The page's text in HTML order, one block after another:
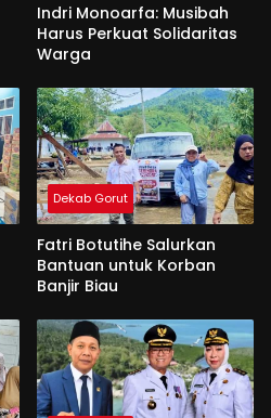
Indri Monoarfa: Musibah
Harus Perkuat Solidaritas
Warga
Dekab Gorut
Fatri Botutihe Salurkan
Bantuan untuk Korban
Banjir Biau